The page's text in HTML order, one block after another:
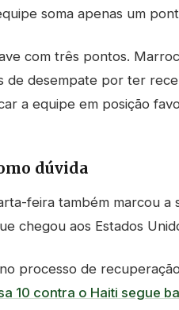
soma apenas um
com três pontos.
de desempate por ter
a equipe em posição
dúvida
feira também marcou
chegou aos Estados
processo de
10 contra o Haiti segue